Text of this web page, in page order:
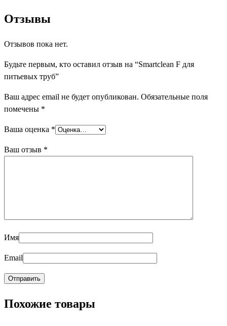
Отзывы
Отзывов пока нет.
Будьте первым, кто оставил отзыв на “Smartclean F для
питьевых труб”
Ваш адрес email не будет опубликован. Обязательные поля
помечены *
Ваша оценка *
Ваш отзыв *
Имя
Email
Похожие товары